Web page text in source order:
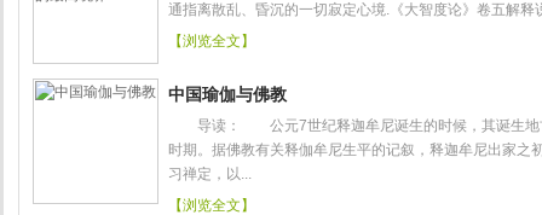
通指离散乱、昏沉的一切寂定心境.《大智度论》卷五解释
【浏览全文】
中国瑜伽与佛教
导读： 公元7世纪释迦牟尼诞生的时候，其诞生地
时期。据佛教有关释伽牟尼生平的记叙，释迦牟尼出家之
习禅定，以...
【浏览全文】